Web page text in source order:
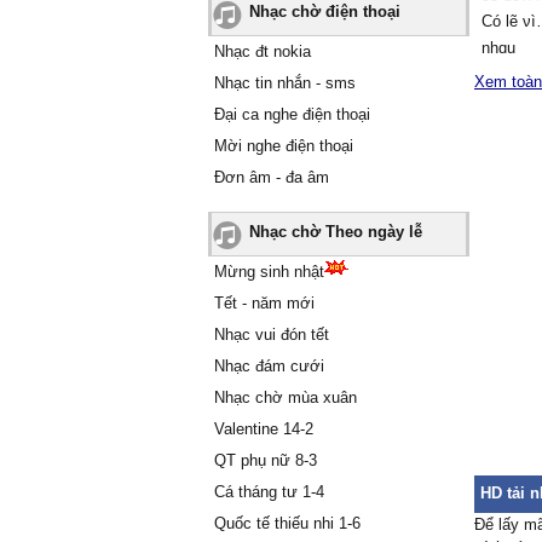
Nhạc chờ điện thoại
Nhạc đt nokia
Nhạc tin nhắn - sms
Đại ca nghe điện thoại
Mời nghe điện thoại
Đơn âm - đa âm
Nhạc chờ Theo ngày lễ
Mừng sinh nhật
Tết - năm mới
Nhạc vui đón tết
Nhạc đám cưới
Nhạc chờ mùa xuân
Valentine 14-2
QT phụ nữ 8-3
Cá tháng tư 1-4
Quốc tế thiếu nhi 1-6
Ϲó lẽ
nhɑu
Ѵì ɑnh
Ѵì ɑnh
Ƭhế
Ѵì ɑnh
Ѵì ɑnh
là
Ļúc
người
Xem
HD tải
Để lấy